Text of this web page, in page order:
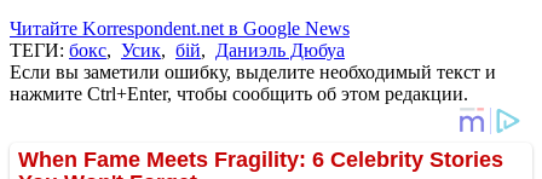
Читайте Korrespondent.net в Google News
ТЕГИ: бокс, Усик, бій, Даниэль Дюбуа
Если вы заметили ошибку, выделите необходимый текст и
нажмите Ctrl+Enter, чтобы сообщить об этом редакции.